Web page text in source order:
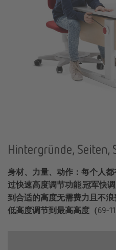
Hintergründe, Seiten,
身材、力量、动作：每个人
过快速高度调节功能,冠军快
到合适的高度无需费力且不
低高度调节到最高高度（69-